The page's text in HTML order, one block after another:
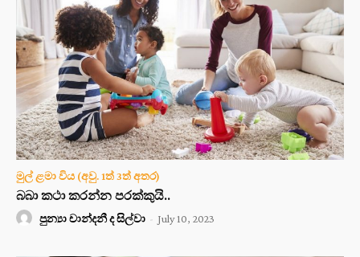
මුල් ළමා විය (අවු. 1ත් 3ත් අතර)
බබා කථා කරන්න පරක්කුයි..
පුන්‍යා චාන්දනී ද සිල්වා - July 10, 2023